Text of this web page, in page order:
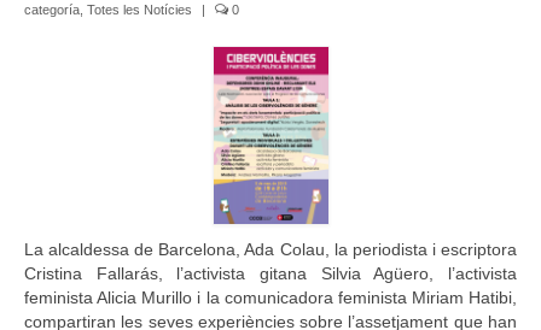
categoría Totes les Notícies | 0
La alcaldessa de Barcelona, ​​Ada Colau, la periodista i escriptora
Cristina Fallarás, l’activista gitana Silvia Agüero, l’activista
feminista Alicia Murillo i la comunicadora feminista Miriam Hatibi,
compartiran les seves experiències sobre l’assetjament que han